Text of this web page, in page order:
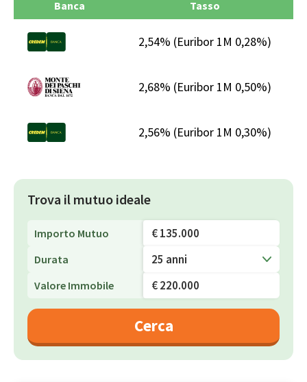
Banca Tasso
2,54% (Euribor 1M 0,28%)
2,68% (Euribor 1M 0,50%)
2,56% (Euribor 1M 0,30%)
Trova il mutuo ideale
Importo Mutuo
Durata
25 anni
Valore Immobile
Cerca